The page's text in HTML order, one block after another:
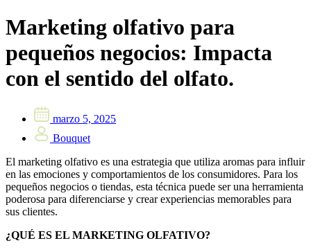
Marketing olfativo para
pequeños negocios: Impacta
con el sentido del olfato.
marzo 5, 2025
Bouquet
El marketing olfativo es una estrategia que utiliza aromas para influir
en las emociones y comportamientos de los consumidores. Para los
pequeños negocios o tiendas, esta técnica puede ser una herramienta
poderosa para diferenciarse y crear experiencias memorables para
sus clientes.
¿QUÉ ES EL MARKETING OLFATIVO?